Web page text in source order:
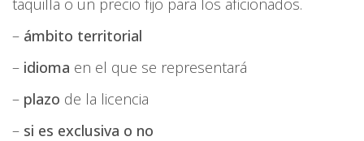
– ámbito territorial
– idioma en el que se representará
– plazo de la licencia
– si es exclusiva o no